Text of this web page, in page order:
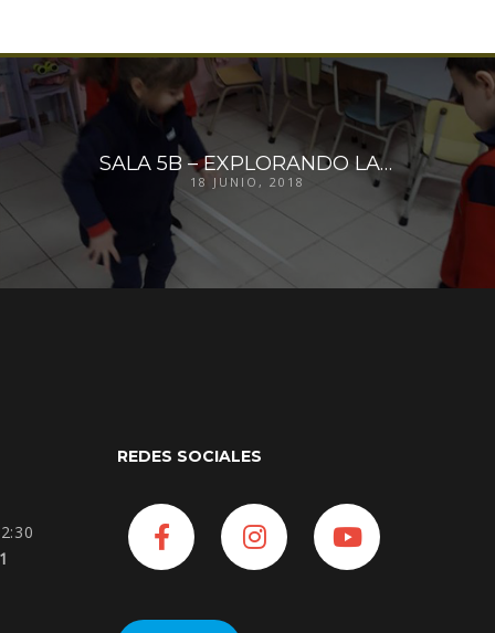
SALA 5B – EXPLORANDO LAS POSIBILIDADES DEL CUERPO
18 JUNIO, 2018
REDES SOCIALES
FacebookInstagramYouTube